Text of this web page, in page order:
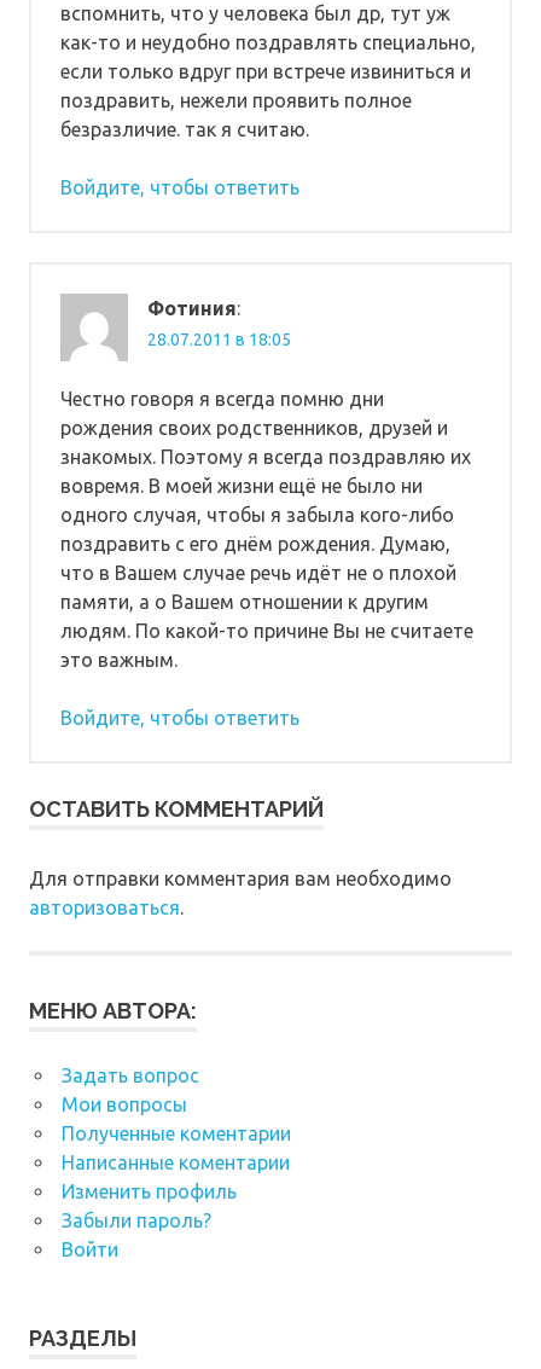
вспомнить, что у человека был др, тут уж
как-то и неудобно поздравлять специально,
если только вдруг при встрече извиниться и
поздравить, нежели проявить полное
безразличие. так я считаю.
Войдите, чтобы ответить
Фотиния:
28.07.2011 в 18:05
Честно говоря я всегда помню дни
рождения своих родственников, друзей и
знакомых. Поэтому я всегда поздравляю их
вовремя. В моей жизни ещё не было ни
одного случая, чтобы я забыла кого-либо
поздравить с его днём рождения. Думаю,
что в Вашем случае речь идёт не о плохой
памяти, а о Вашем отношении к другим
людям. По какой-то причине Вы не считаете
это важным.
Войдите, чтобы ответить
ОСТАВИТЬ КОММЕНТАРИЙ
Для отправки комментария вам необходимо
авторизоваться.
МЕНЮ АВТОРА:
Задать вопрос
Мои вопросы
Полученные коментарии
Написанные коментарии
Изменить профиль
Забыли пароль?
Войти
РАЗДЕЛЫ